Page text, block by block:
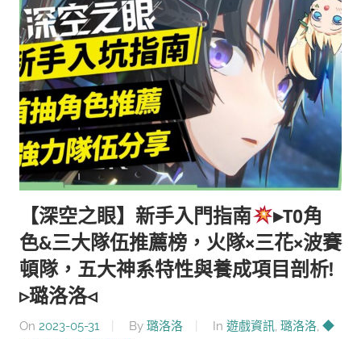
人
推
薦
技
自
媒
體。
【深空之眼】新手入門指南
▸T0角
色&三大隊伍推薦榜，火隊×三花×波賽
頓隊，五大神系特性與養成項目剖析!
▹璐洛洛◃
On 2023-05-31 By 璐洛洛 In 遊戲資訊, 璐洛洛, ◆